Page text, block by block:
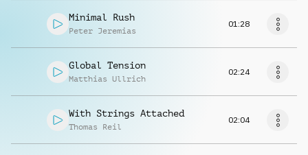
Minimal Rush
Peter Jeremias
01:28
Global Tension
Matthias Ullrich
02:24
With Strings Attached
Thomas Reil
02:04